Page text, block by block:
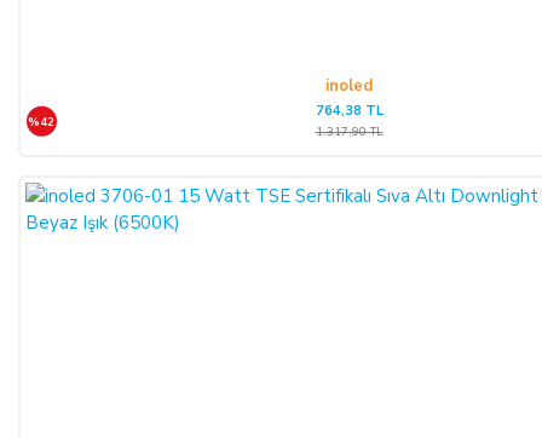
inoled
%42
764,38 TL
1.317,90 TL